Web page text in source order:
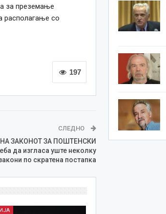
за преземање
располагање со
197
СЛЕДНО
ЗАКОНОТ ЗА ПОШТЕНСКИ
да изгласа уште неколку
по скратена постапка